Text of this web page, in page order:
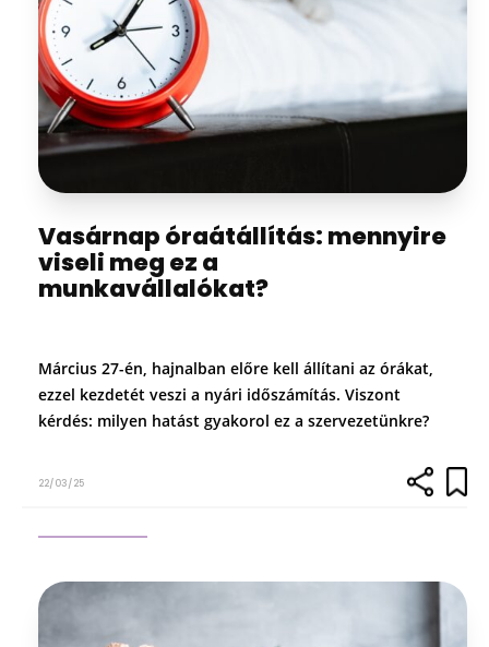
Vasárnap óraátállítás: mennyire
viseli meg ez a
munkavállalókat?
Március 27-én, hajnalban előre kell állítani az órákat,
ezzel kezdetét veszi a nyári időszámítás. Viszont
kérdés: milyen hatást gyakorol ez a szervezetünkre?
22/03/25